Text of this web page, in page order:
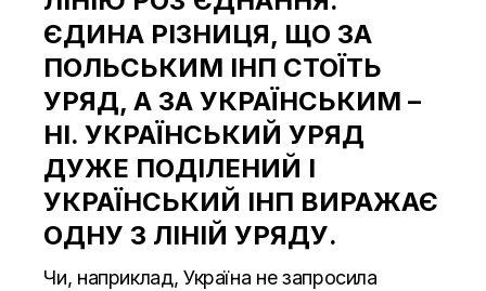
ЄДИНА РІЗНИЦЯ, ЩО ЗА
ПОЛЬСЬКИМ ІНП СТОЇТЬ
УРЯД, А ЗА УКРАЇНСЬКИМ –
НІ. УКРАЇНСЬКИЙ УРЯД
ДУЖЕ ПОДІЛЕНИЙ І
УКРАЇНСЬКИЙ ІНП ВИРАЖАЄ
ОДНУ З ЛІНІЙ УРЯДУ.
Чи, наприклад, Україна не запросила